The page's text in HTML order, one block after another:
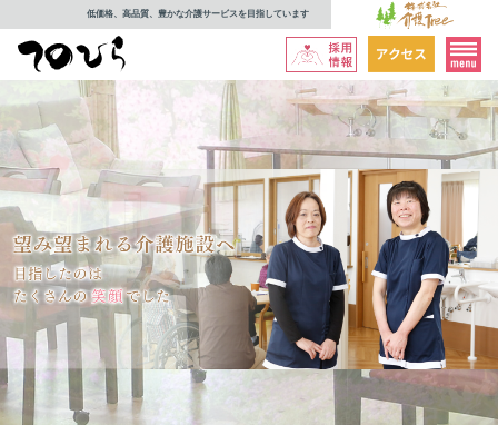
低価格、高品質、豊かな介護サービスを目指しています